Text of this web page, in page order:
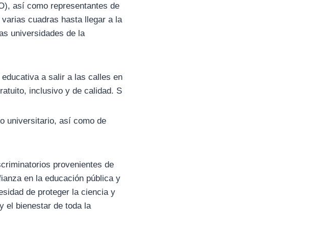
así como representantes de
cuadras hasta llegar a la
universidades de la
a salir a las calles en
inclusivo y de calidad. S
universitario, así como de
provenientes de
en la educación pública y
de proteger la ciencia y
el bienestar de toda la